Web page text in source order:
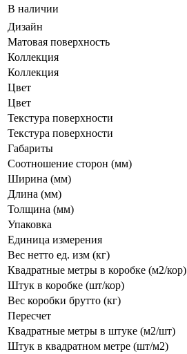
В наличии
Дизайн
Матовая поверхность
Коллекция
Коллекция
Цвет
Цвет
Текстура поверхности
Текстура поверхности
Габариты
Соотношение сторон (мм)
Ширина (мм)
Длина (мм)
Толщина (мм)
Упаковка
Единица измерения
Вес нетто ед. изм (кг)
Квадратные метры в коробке (м2/кор)
Штук в коробке (шт/кор)
Вес коробки брутто (кг)
Пересчет
Квадратные метры в штуке (м2/шт)
Штук в квадратном метре (шт/м2)